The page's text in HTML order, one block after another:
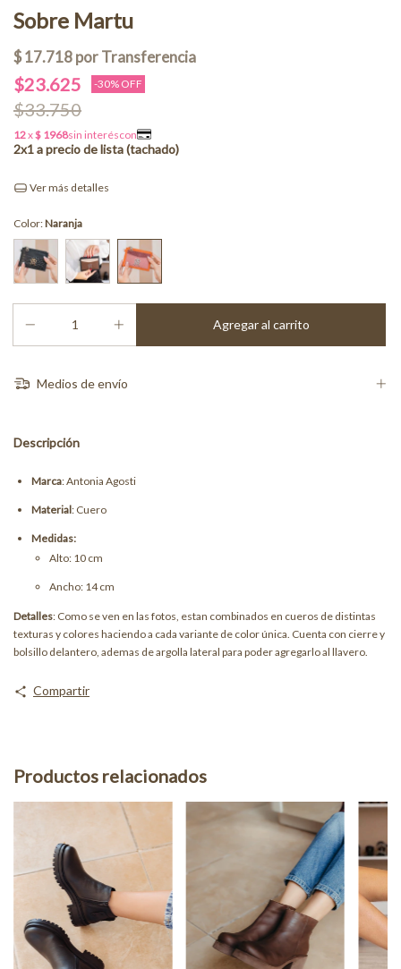
Sobre Martu
$23.625 -30% OFF
$33.750
Ver más detalles
Color:Naranja
Medios de envío
Descripción
Marca: Antonia Agosti
Material: Cuero
Medidas:
Alto: 10 cm
Ancho: 14 cm
Detalles: Como se ven en las fotos, estan combinados en cueros de distintas
texturas y colores haciendo a cada variante de color única. Cuenta con cierre y
bolsillo delantero, ademas de argolla lateral para poder agregarlo al llavero.
Compartir
Productos relacionados